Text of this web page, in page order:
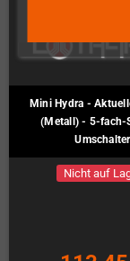
Mini Hydra -
(Metall) - 5-fach-
Umschalter
Nicht auf